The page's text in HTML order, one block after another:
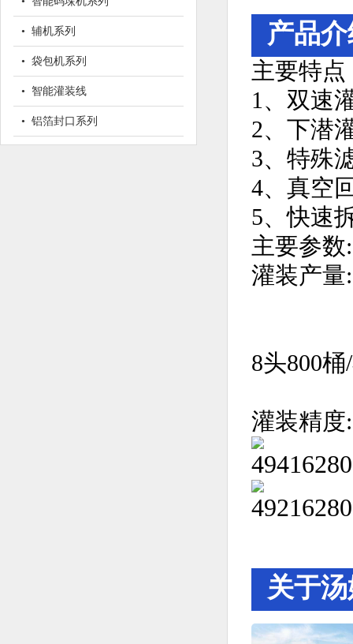
• 辅机系列
• 袋包机系列
• 智能灌装线
• 铝箔封口系列
产品
主要特点
1、双速
2、下潜
3、特殊
4、真空
5、快速
主要参数:
灌装产量
8头800
灌装精度
关于